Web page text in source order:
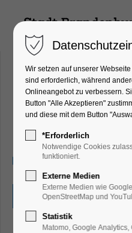
Ferienkalender,
Aktion
13.08.2026, 09:00–18:00
Eintritt frei
Wir setzen auf unserer
sind erforderlich, während
Onlineangebot zu verbessern.
Button "Alle Akzeptieren"
und diese mit dem Button
*Erforderlich
Notwendige Cookies
funktioniert.
Externe Medien
Externe Medien wie
OpenStreetMap und
Statistik
Matomo, Google